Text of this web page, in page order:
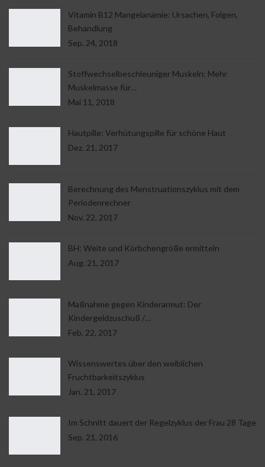
Vitamin B12 Mangelanämie: Ursachen, Folgen,
Behandlung
Sep. 24, 2018
Stoffwechselbeschleuniger Muskeln: Mehr
Muskelmasse für…
Mai 11, 2018
Hautpille: Verhütungspille für schöne Haut
Dez. 21, 2017
Berechnung des Menstruationszyklus mit dem
Periodenrechner
Nov. 22, 2017
BH: Weite und Körbchengröße ermitteln
Aug. 21, 2017
Maßnahme gegen Kinderarmut: Der
Kindergeldzuschuß /…
Feb. 22, 2017
Wissenswertes über den weiblichen
Fruchtbarkeitszyklus
Jan. 21, 2017
Im Schnitt dauert der Regelzyklus der Frau 28 Tage
Sep. 21, 2016